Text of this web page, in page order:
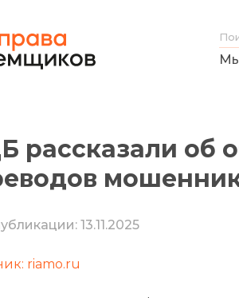
рассказали об
13.11.2025
riamo.ru